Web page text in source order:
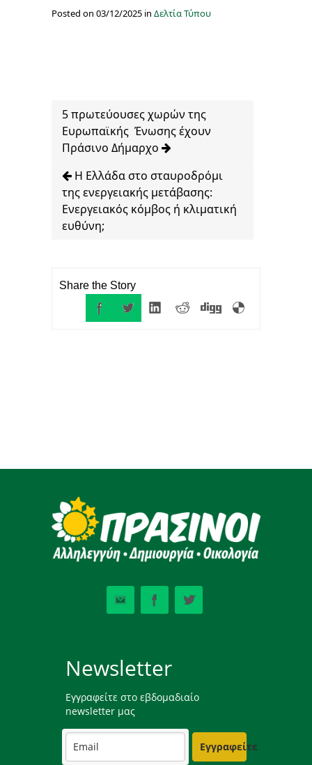
Posted on 03/12/2025 in Δελτία Τύπου
5 πρωτεύουσες χωρών της
Ευρωπαϊκής Ένωσης έχουν
Πράσινο Δήμαρχο
Η Ελλάδα στο σταυροδρόμι
της ενεργειακής μετάβασης:
Ενεργειακός κόμβος ή κλιματική
ευθύνη;
Share the Story
Newsletter
Εγγραφείτε στο εβδομαδιαίο
newsletter μας
Εγγραφείτε